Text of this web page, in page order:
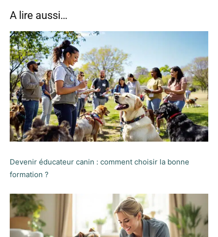
A lire aussi…
Devenir éducateur canin : comment choisir la bonne
formation ?